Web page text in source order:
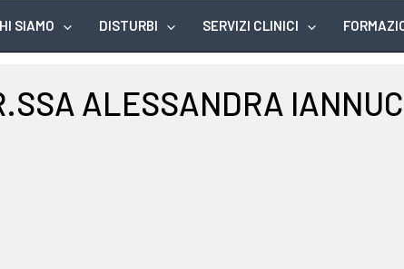
SIAMO DISTURBI SERVIZI CLINICI
ALESSANDRA